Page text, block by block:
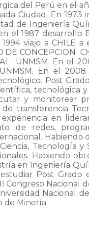
del Perú en el
Ciudad. En 1973
de Ingeniería
el 1987 desarrollo
viajo a CHILE
DE CONCEPCION 
 UNMSM. En el
En el
Post
tecnológica
y monitorear
transferencia
en
de redes,
Habiendo
Tecnología y
Habiendo
en Ingeniería
Post
Congreso
Nacional
de Minería